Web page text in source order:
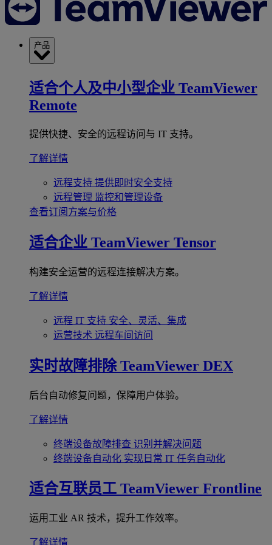
产品
适合个人及中小型企业 TeamViewer
Remote
提供快捷、安全的远程访问与 IT 支持。
了解详情
远程支持 提供即时安全支持
远程管理 监控和管理设备
查看订阅方案与价格
适合企业 TeamViewer Tensor
构建安全运营的远程连接解决方案。
了解详情
远程 IT 支持 安全、灵活、集成
运营技术 远程车间访问
实时故障排除 TeamViewer DEX
后台自动修复问题，保障用户体验。
了解详情
终端设备故障排查 识别并解决问题
终端设备自动化 实现日常 IT 任务自动化
适合互联员工 TeamViewer Frontline
运用工业 AR 技术，提升工作效率。
了解详情